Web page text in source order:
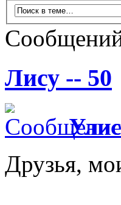
Лису -- 50
Друзья,